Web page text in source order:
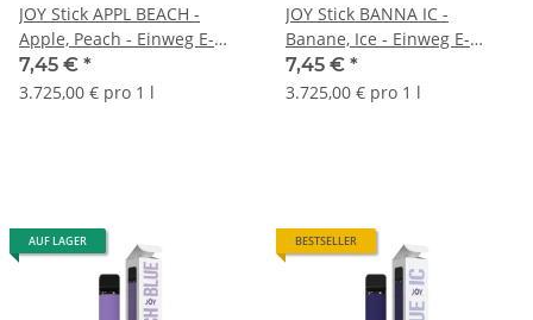
JOY Stick APPL BEACH -
Apple, Peach - Einweg E-
Zigarette, bis 600 Züge
7,45 € *
3.725,00 € pro 1 l
JOY Stick BANNA IC -
Banane, Ice - Einweg E-
Zigarette, bis 600 Züge
7,45 € *
3.725,00 € pro 1 l
AUF LAGER BESTSELLER